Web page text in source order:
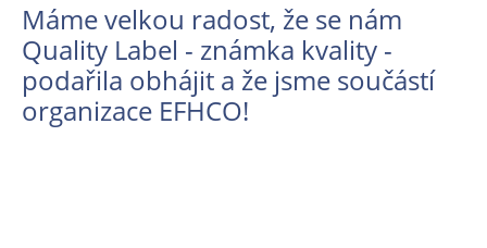
Máme velkou radost, že se nám
Quality Label - známka kvality -
podařila obhájit a že jsme součástí
organizace EFHCO!